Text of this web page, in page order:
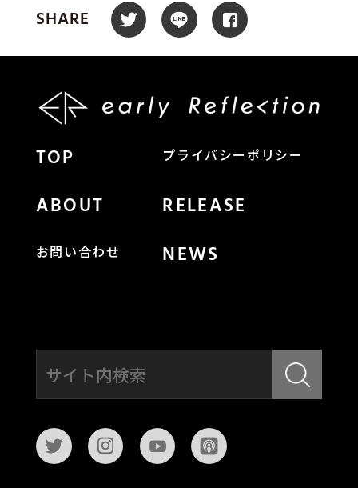
SHARE
TOP プライバシーポリシー
ABOUT RELEASE
お問い合わせ NEWS